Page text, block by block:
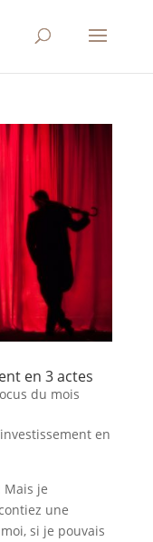
en 3 actes
du mois
en
Mais je
une
si je pouvais